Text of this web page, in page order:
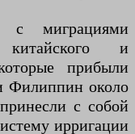
с миграциями
китайского и
прибыли
Филиппин около
с собой
ирригации